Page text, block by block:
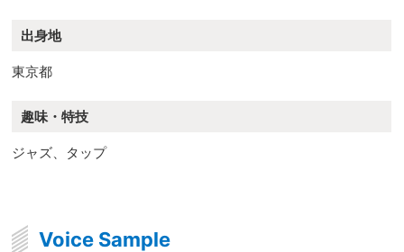
出身地
東京都
趣味・特技
ジャズ、タップ
Voice Sample